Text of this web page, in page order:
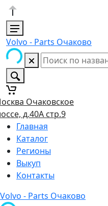
Volvo - Parts Очаково
Очаковское
д.40А стр.9
Главная
Каталог
Регионы
Выкуп
Контакты
Volvo - Parts Очаково